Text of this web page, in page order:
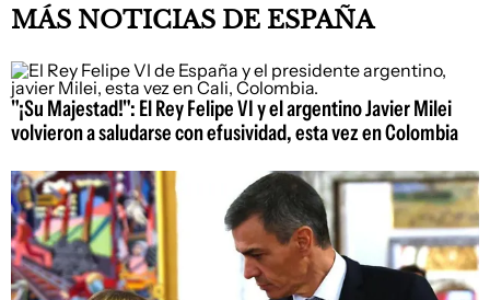
MÁS NOTICIAS DE ESPAÑA
"¡Su Majestad!": El Rey Felipe VI y el argentino Javier Milei
volvieron a saludarse con efusividad, esta vez en Colombia